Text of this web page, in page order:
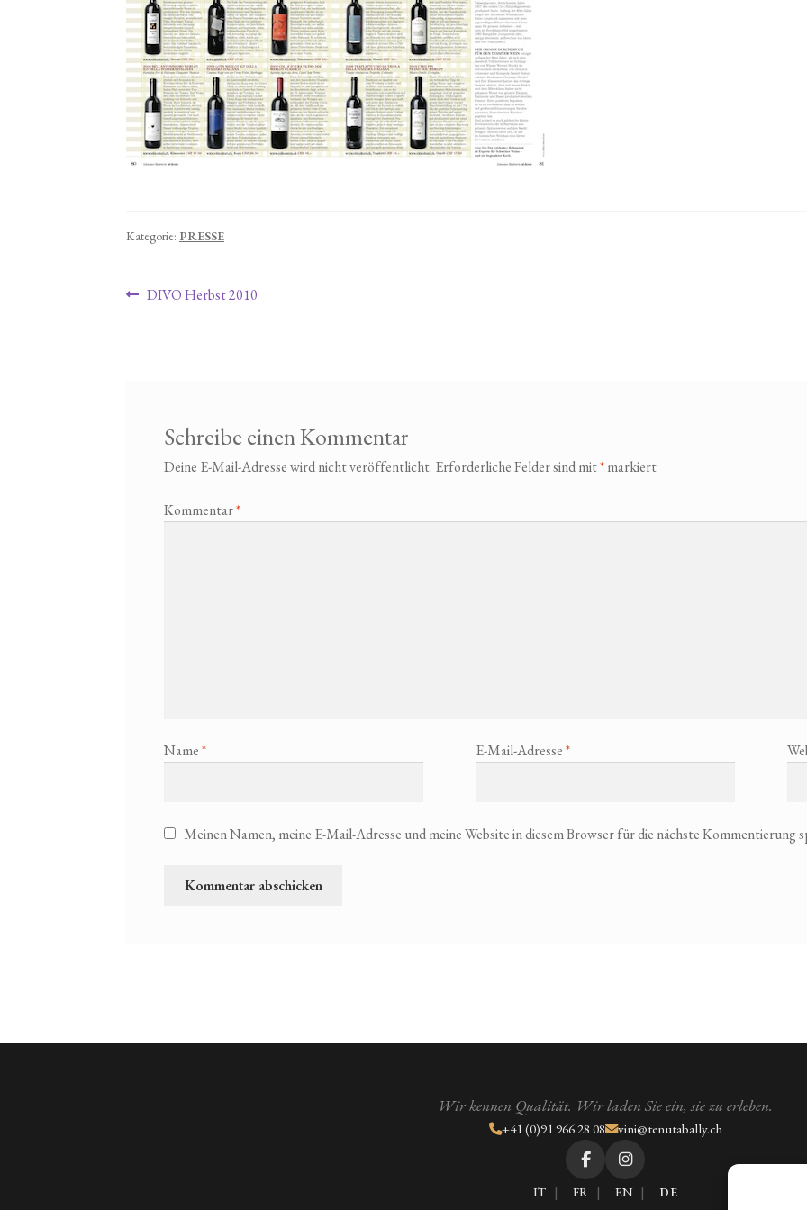
Kategorie: PRESSE
Beitragsnavigation
Vorheriger Beitrag:
DIVO Herbst 2010
Schreibe einen Kommentar
Deine E-Mail-Adresse wird nicht veröffentlicht. Erforderliche Felder sind mit*markiert
Kommentar*
Name* E-Mail-Adresse*
Meinen Namen, meine E-Mail-Adresse und meine Website in diesem Browser für die nächste Kommentierung
Wir kennen Qualität. Wir laden Sie ein, sie zu erleben.
+41 (0)91 966 28 08 vini@tenutabally.ch
IT FR EN DE